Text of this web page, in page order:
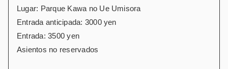
Lugar: Parque Kawa no Ue Umisora
Entrada anticipada: 3000 yen
Entrada: 3500 yen
Asientos no reservados